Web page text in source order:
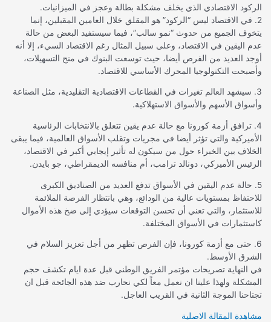
الركود الاقتصادي الذي يخلف مشكلة بطالة وعجز في الميزانيات.
2. في الاقتصاد ليس “الركود” هو المقلق خلال العامين المقبلين، إنما
يتخوف الجميع من حدوث “نمو سالب”، فيما سيستفيد البعض من حالة
عدم اليقين في الاقتصاد، وعلى سبيل المثال رغم الاقتصاد السيء، إلا أنه
أوجد العديد من الفرص أيضا، حيث توسعت البنوك في منح التسهيلات،
وأصبحت التكنولوجيا المحرك الأساسي للاقتصاد.
3. سيشهد العالم تغيرات في القطاعات الاقتصادية التقليدية، مثل الصناعة
وأسواق الأسهم والأسواق الاستهلاكية.
4. ترافق أزمة كورونا مع حالة عدم يقين تتعلق بالانتخابات الرئاسية
الأميركية والتي تؤثر أيضا في مجريات وتقلب الأسواق العالمية، فيما يبقى
الخلاف بين الخبراء حول من سيكون له تأثير إيجابي أكبر في الاقتصاد،
الرئيس الأميركي، دونالد ترامب، أم منافسه الديمقراطي، جو بايدن.
5. حالة عدم اليقين في الأسواق تدفع العديد من الصناديق الكبرى
للاحتفاظ بمستويات عالية من الودائع، وهي بانتظار الفرصة الملائمة
للاستثمار، والتي تعني أن تحسن التوقعات سيؤدي إلى ضخ هذه الأموال
كاستثمارات في الأسواق المختلفة.
6. حتى مع أزمة كورونا، فإن الفرص تظهر من أجل تعزيز السلام في
الشرق الأوسط.
في النهاية تصريحات مؤتمر الفريق الوطني قبل عدة ايام تكشف حجم
المشكلة ولهذا علينا ان نعمل معاً لكي نحارب ضد هذه الجائحة قبل ان
تجتاحنا الموجة الثانية في القريب العاجل.
مشاهدة المقالة الاصلية